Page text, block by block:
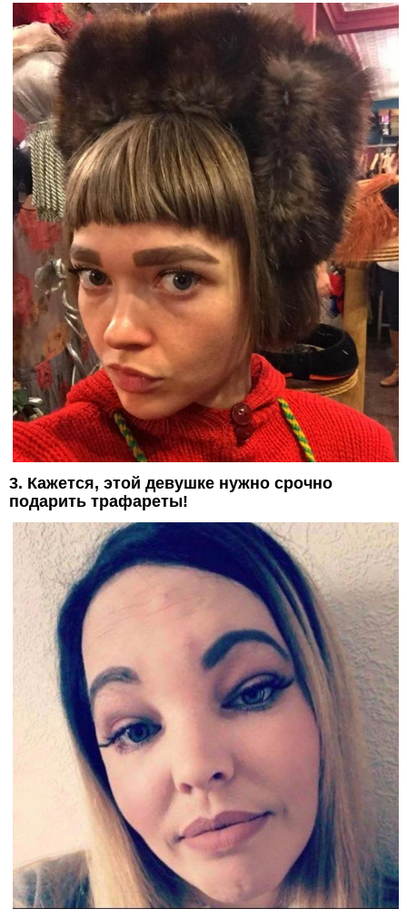
3. Кажется, этой девушке нужно срочно
подарить трафареты!